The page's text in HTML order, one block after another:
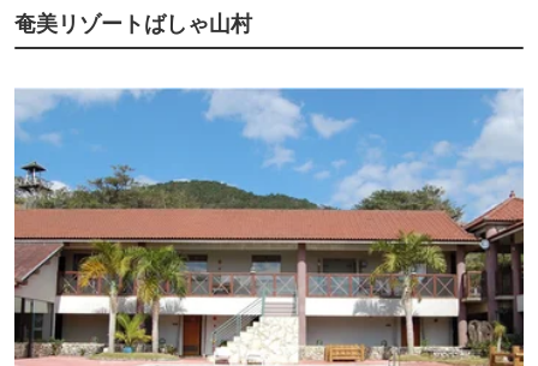
応のホテルでした。
奄美リゾートばしゃ山村